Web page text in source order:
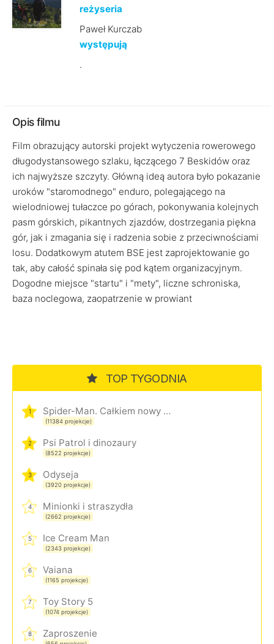
reżyseria
Paweł Kurczab
występują
.
Opis filmu
Film obrazujący autorski projekt wytyczenia rowerowego
długodystansowego szlaku, łączącego 7 Beskidów oraz
ich najwyższe szczyty. Główną ideą autora było pokazanie
uroków "staromodnego" enduro, polegającego na
wielodniowej tułaczce po górach, pokonywania kolejnych
pasm górskich, pikantnych zjazdów, dostrzegania piękna
gór, jak i zmagania się i radzenia sobie z przeciwnościami
losu. Dodatkowym atutem BSE jest zaprojektowanie go
tak, aby całość spinała się pod kątem organizacyjnym.
Dogodne miejsce "startu" i "mety", liczne schroniska,
baza noclegowa, zaopatrzenie w prowiant
TOP TYGODNIA
1 Spider-Man. Całkiem nowy dzień
(11384 projekcje)
2 Psi Patrol i dinozaury
(8522 projekcje)
3 Odyseja
(3920 projekcje)
4 Minionki i straszydła
(2662 projekcje)
5 Ice Cream Man
(2343 projekcje)
6 Vaiana
(1165 projekcje)
7 Toy Story 5
(1074 projekcje)
8 Zaproszenie